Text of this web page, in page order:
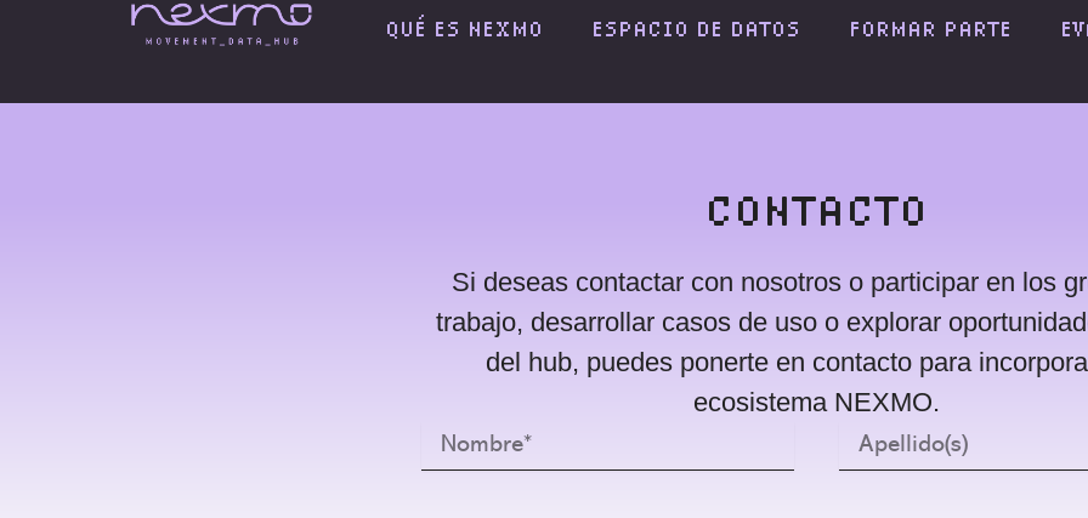
QUÉ ES NEXMO ESPACIO DE DATOS FORMAR PARTE
CONTACTO
Si deseas contactar con nosotros o participar en los
trabajo, desarrollar casos de uso o explorar
del hub, puedes ponerte en contacto para
ecosistema NEXMO.
Nombre Apellido(s)